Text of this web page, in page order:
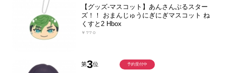
【グッズ-マスコット】あんさんぶるスター
ズ！！ おまんじゅうにぎにぎマスコット ね
くすと2 Hbox
￥770
第3位 予約受付中